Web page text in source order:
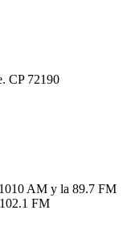
CP 72190
AM y la 89.7 FM
FM